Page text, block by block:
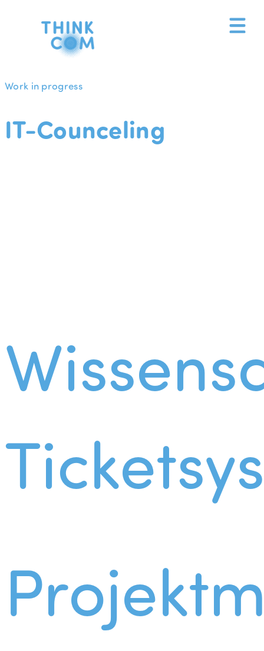
Work in progress
IT-Counceling